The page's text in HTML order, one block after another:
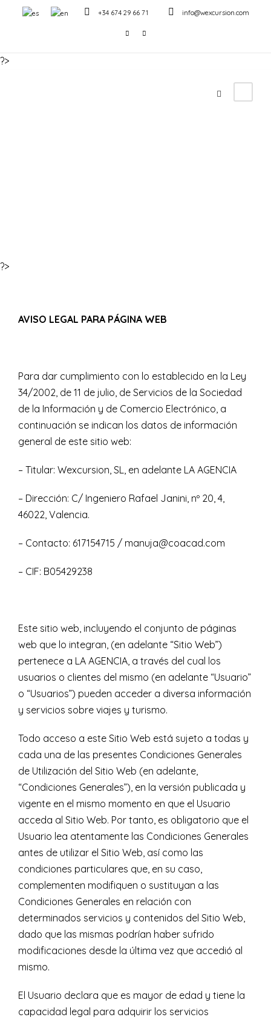
+34 674 29 66 71 info@wexcursion.com
?>
?>
AVISO LEGAL PARA PÁGINA WEB
Para dar cumplimiento con lo establecido en la Ley
34/2002, de 11 de julio, de Servicios de la Sociedad
de la Información y de Comercio Electrónico, a
continuación se indican los datos de información
general de este sitio web:
– Titular: Wexcursion, SL, en adelante LA AGENCIA
– Dirección: C/ Ingeniero Rafael Janini, nº 20, 4,
46022, Valencia.
– Contacto: 617154715 / manuja@coacad.com
– CIF: B05429238
Este sitio web, incluyendo el conjunto de páginas
web que lo integran, (en adelante “Sitio Web”)
pertenece a LA AGENCIA, a través del cual los
usuarios o clientes del mismo (en adelante “Usuario”
o “Usuarios”) pueden acceder a diversa información
y servicios sobre viajes y turismo.
Todo acceso a este Sitio Web está sujeto a todas y
cada una de las presentes Condiciones Generales
de Utilización del Sitio Web (en adelante,
“Condiciones Generales”), en la versión publicada y
vigente en el mismo momento en que el Usuario
acceda al Sitio Web. Por tanto, es obligatorio que el
Usuario lea atentamente las Condiciones Generales
antes de utilizar el Sitio Web, así como las
condiciones particulares que, en su caso,
complementen modifiquen o sustituyan a las
Condiciones Generales en relación con
determinados servicios y contenidos del Sitio Web,
dado que las mismas podrían haber sufrido
modificaciones desde la última vez que accedió al
mismo.
El Usuario declara que es mayor de edad y tiene la
capacidad legal para adquirir los servicios